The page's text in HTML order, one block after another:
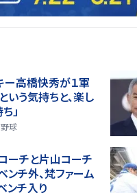
ー高橋快秀が１軍
いう気持ちと、楽し
」
野球
チと片山コーチ
チ外、梵ファーム
ンチ入り